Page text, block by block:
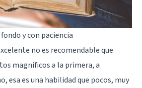
y con paciencia
no es recomendable que
magníficos a la primera, a
esa es una habilidad que pocos, muy